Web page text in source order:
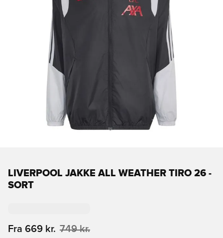
LIVERPOOL JAKKE ALL WEATHER TIRO 26 -
SORT
Fra 669 kr. 749 kr.